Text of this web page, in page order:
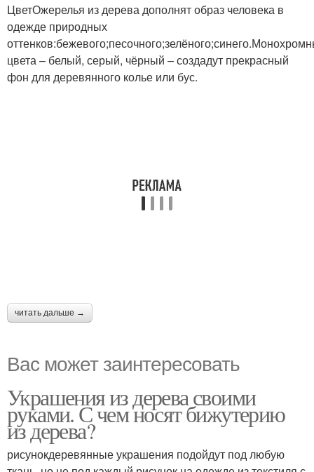
ЦветОжерелья из дерева дополнят образ человека в
одежде природных
цвета – белый, серый, чёрный – создадут прекрасный
фон для деревянного колье или бус.
читать дальше →
Вас может заинтересовать
Украшения из дерева своими
руками. С чем носят бижутерию
из дерева?
рисунокдеревянные украшения подойдут под любую